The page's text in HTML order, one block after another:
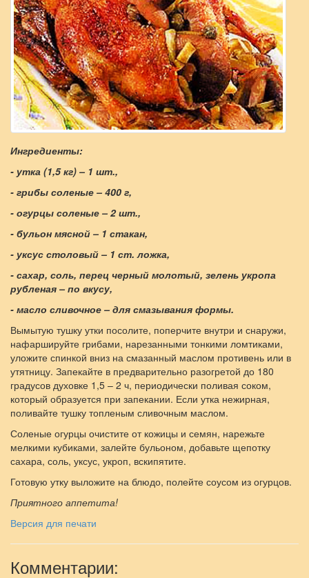
Ингредиенты:
- утка (1,5 кг) – 1 шт.,
- грибы соленые – 400 г,
- огурцы соленые – 2 шт.,
- бульон мясной – 1 стакан,
- уксус столовый – 1 ст. ложка,
- сахар, соль, перец черный молотый, зелень укропа
рубленая – по вкусу,
- масло сливочное – для смазывания формы.
Вымытую тушку утки посолите, поперчите внутри и снаружи,
нафаршируйте грибами, нарезанными тонкими ломтиками,
уложите спинкой вниз на смазанный маслом противень или в
утятницу. Запекайте в предварительно разогретой до 180
градусов духовке 1,5 – 2 ч, периодически поливая соком,
который образуется при запекании. Если утка нежирная,
поливайте тушку топленым сливочным маслом.
Соленые огурцы очистите от кожицы и семян, нарежьте
мелкими кубиками, залейте бульоном, добавьте щепотку
сахара, соль, уксус, укроп, вскипятите.
Готовую утку выложите на блюдо, полейте соусом из огурцов.
Приятного аппетита!
Версия для печати
Комментарии: